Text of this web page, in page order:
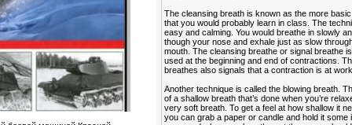
The cleansing breath is known as the more
that you would probably learn in class. The
easy and calming. You would breathe in slowly
though your nose and exhale just as slow
mouth. The cleansing breathe or signal breathe
used at the beginning and end of contractions.
breathes also signals that a contraction is at
Another technique is called the blowing breath.
of a shallow breath that’s done when you’re
very soft breath. To get a feel at how shallow it
you can grab a paper or candle and hold it some